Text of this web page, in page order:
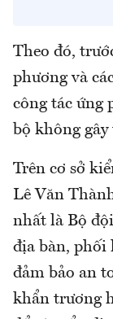
Theo đó,
phương và
công tác ứng
bộ không
Trên cơ sở
Lê Văn
nhất là Bộ
địa bàn, phối
đảm bảo an
khẩn trương